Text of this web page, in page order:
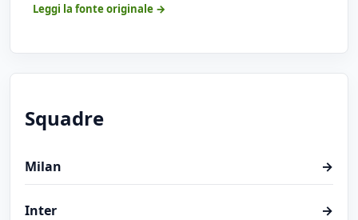
Leggi la fonte originale →
Squadre
Milan →
Inter →